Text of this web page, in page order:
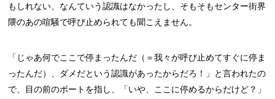
もしれない、なんていう認識はなかったし、そもそもセンター街界
隈のあの喧騒で呼び止められても聞こえません。
「じゃあ何でここで停まったんだ（＝我々が呼び止めてすぐに停ま
ったんだ）、ダメだという認識があったからだろ！」と言われたの
で、目の前のポートを指し、「いや、ここに停めるからだけど？」